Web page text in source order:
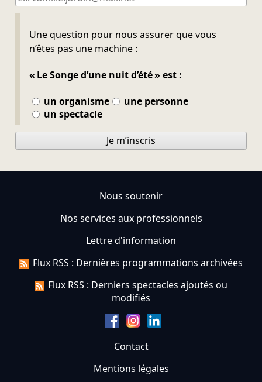
Une question pour nous assurer que vous
n’êtes pas une machine :
« Le Songe d’une nuit d’été » est :
un organisme
une personne
un spectacle
Ne pas remplir
Je m’inscris
Nous soutenir
Nos services aux professionnels
Lettre d'information
Flux RSS : Dernières programmations archivées
Flux RSS : Derniers spectacles ajoutés ou
modifiés
Contact
Mentions légales